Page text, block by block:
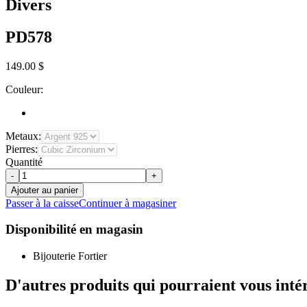
Divers
PD578
149.00 $
Couleur:
Metaux:
Pierres:
Quantité
-
+
Ajouter au panier
Passer à la caisseContinuer à magasiner
Disponibilité en magasin
Bijouterie Fortier
D'autres produits qui pourraient vous